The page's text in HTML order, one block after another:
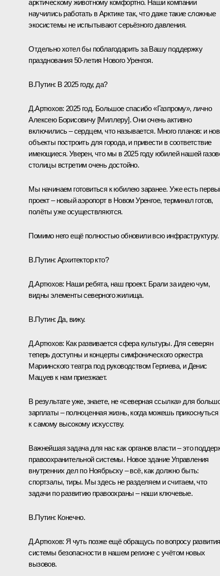
арктическому животному комфортно. Наши компании
научились работать в Арктике так, что даже такие сложные
экосистемы не испытывают серьёзного давления.
Отдельно хотел бы поблагодарить за Вашу поддержку
празднования 50-летия Нового Уренгоя.
В.Путин: В 2025 году, да?
Д.Артюхов: 2025 год. Большое спасибо «Газпрому», лично
Алексею Борисовичу [Миллеру]. Они очень активно
включились – сердцем, что называется. Много планов: и
объекты построить для города, и привести в соответствие
имеющиеся. Уверен, что мы в 2025 году юбилей нашей
столицы встретим очень достойно.
Мы начинаем готовиться к юбилею заранее. Уже есть
проект – новый аэропорт в Новом Уренгое, терминал готов,
полёты уже осуществляются.
Помимо него ещё полностью обновили всю инфраструктуру.
В.Путин: Архитектор кто?
Д.Артюхов: Наши ребята, наш проект. Брали за идею чум,
видны элементы северного жилища.
В.Путин: Да, вижу.
Д.Артюхов: Как развивается сфера культуры. Для северян
теперь доступны и концерты симфонического оркестра
Мариинского театра под руководством Гергиева, и Денис
Мацуев к нам приезжает.
В результате уже, знаете, не «северная ссылка» для
зарплаты – полноценная жизнь, когда можешь прикоснуться
к самому высокому искусству.
Важнейшая задача для нас как органов власти – это
правоохранительной системы. Новое здание Управления
внутренних дел по Ноябрьску – всё, как должно быть:
спортзалы, тиры. Мы здесь не разделяем и считаем, что
задачи по развитию правоохраны – наши ключевые.
В.Путин: Конечно.
Д.Артюхов: Я чуть позже ещё обращусь по вопросу развития
системы безопасности в нашем регионе с учётом новых
вызовов.